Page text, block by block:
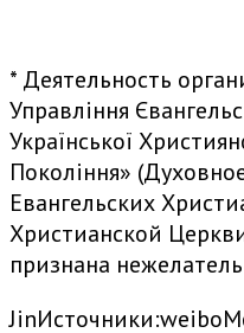
* Деятельность
Управлiння
Української
Поколiння»
Евангельских
Христианской
признана
JinИсточники:weibo